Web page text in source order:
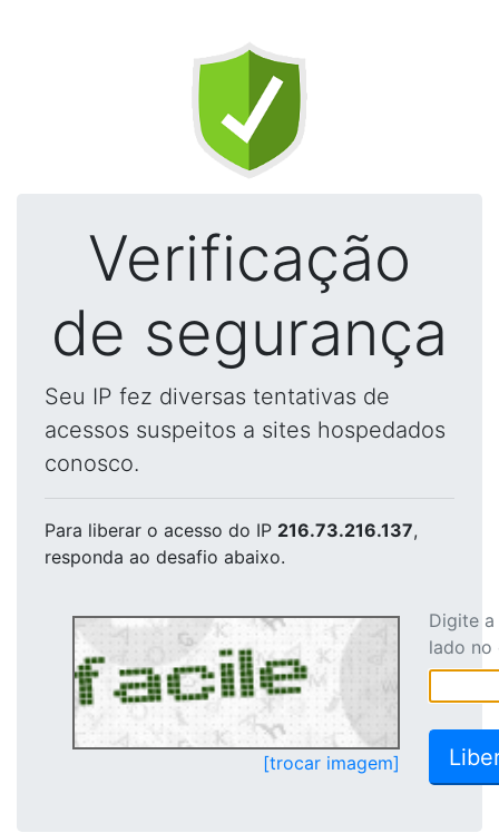
Verificação
de segurança
Seu IP fez diversas tentativas de
acessos suspeitos a sites hospedados
conosco.
Para liberar o acesso do IP 216.73.216.137,
responda ao desafio abaixo.
[trocar imagem]
Digite
lado no